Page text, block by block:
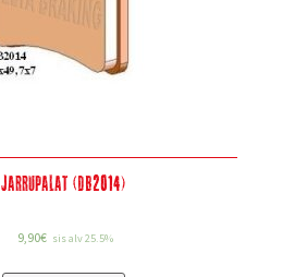
Jarrupalat (DB2014)
9,90€ sis alv 25.5%